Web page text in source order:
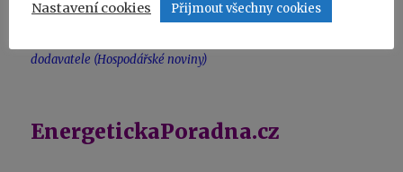
dodavatele (Hospodářské noviny)
EnergetickaPoradna.cz
Nastavení cookies Přijmout všechny cookies